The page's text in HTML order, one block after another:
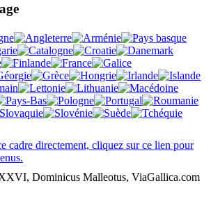
cadre directement, cliquez sur ce lien pour
Dominicus Malleotus, ViaGallica.com